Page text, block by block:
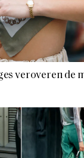
veroveren de